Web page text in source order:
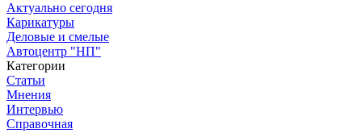
Актуально сегодня
Карикатуры
Деловые и смелые
Автоцентр "НП"
Категории
Статьи
Мнения
Интервью
Справочная